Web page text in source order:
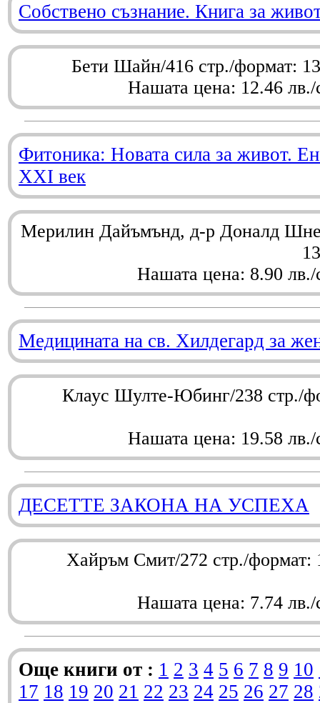
Собствено съзнание. Книга за
Бети Шайн/416 стр./формат:
Нашата цена: 12.46 лв./
Фитоника: Новата сила за живот.
XXI век
Мерилин Дайъмънд, д-р Доналд
Нашата цена: 8.90 лв./
Медицината на св. Хилдегард за
Клаус Шулте-Юбинг/238 стр./
Нашата цена: 19.58 лв./
ДЕСЕТТЕ ЗАКОНА НА УСПЕХА
Хайръм Смит/272 стр./
Нашата цена: 7.74 лв./
Още книги от : 1 2 3 4 5 6 7 8 9 10
17 18 19 20 21 22 23 24 25 26 27 28